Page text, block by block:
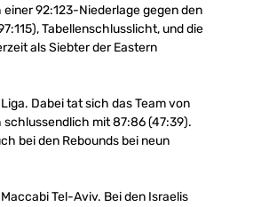
92:123-Niederlage gegen den
Tabellenschlusslicht, und die
als Siebter der Eastern
Dabei tat sich das Team von
schlussendlich mit 87:86 (47:39).
bei den Rebounds bei neun
Tel-Aviv. Bei den Israelis